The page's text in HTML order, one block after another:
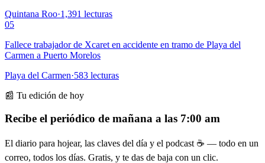
Quintana Roo·1,391 lecturas
05
Fallece trabajador de Xcaret en accidente en tramo de Playa del
Carmen a Puerto Morelos
Playa del Carmen·583 lecturas
📰 Tu edición de hoy
Recibe el periódico de mañana a las 7:00 am
El diario para hojear, las claves del día y el podcast ☕ — todo en un
correo, todos los días. Gratis, y te das de baja con un clic.